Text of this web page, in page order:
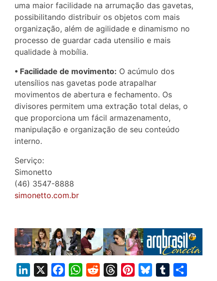
uma maior facilidade na arrumação das gavetas,
possibilitando distribuir os objetos com mais
organização, além de agilidade e dinamismo no
processo de guardar cada utensilio e mais
qualidade à mobília.
• Facilidade de movimento: O acúmulo dos
utensílios nas gavetas pode atrapalhar
movimentos de abertura e fechamento. Os
divisores permitem uma extração total delas, o
que proporciona um fácil armazenamento,
manipulação e organização de seu conteúdo
interno.
Serviço:
Simonetto
(46) 3547-8888
simonetto.com.br
W